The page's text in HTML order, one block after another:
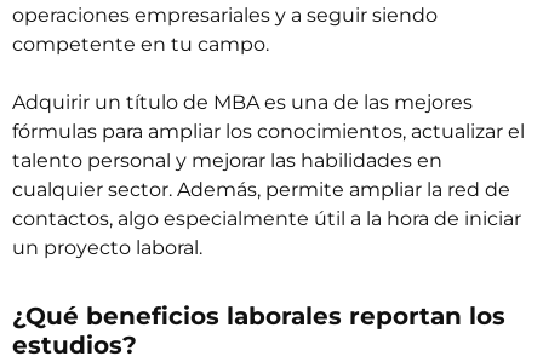
operaciones empresariales y a seguir siendo
competente en tu campo.
Adquirir un título de MBAes una de las mejores
fórmulas para ampliar los conocimientos, actualizar el
talento personal y mejorar las habilidades en
cualquier sector. Además, permite ampliar la red de
contactos, algo especialmente útil a la hora de iniciar
un proyecto laboral.
¿Qué beneficios laborales reportan los
estudios?